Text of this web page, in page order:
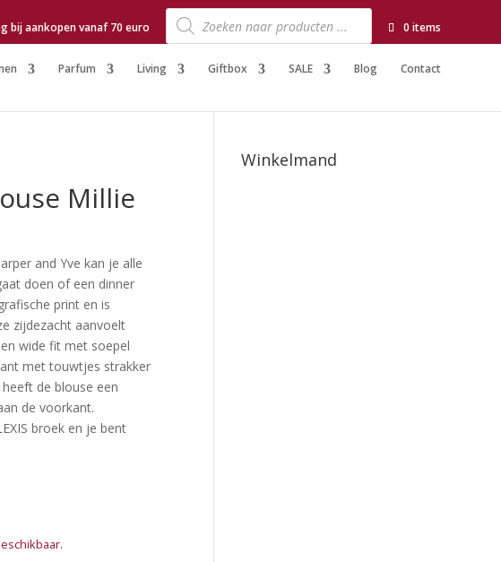
bij aankopen vanaf 70 euro
Producten
zoeken 0 items
Parfum Living Giftbox SALE Blog Contact
Millie
and Yve kan je alle
doen of een dinner
print en is
zijdezacht aanvoelt
wide fit met soepel
met touwtjes strakker
de blouse een
de voorkant.
broek en je bent
Winkelmand